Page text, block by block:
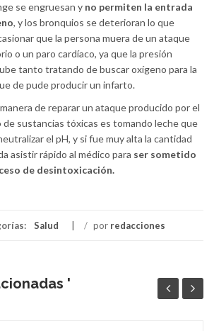
se engruesan y no permiten la entrada
, y los bronquios se deterioran lo que
que la persona muera de un ataque
o un paro cardíaco, ya que la presión
tanto tratando de buscar oxígeno para la
de pude producir un infarto.
de reparar un ataque producido por el
de sustancias tóxicas es tomando leche que
el pH, y si fue muy alta la cantidad
asistir rápido al médico para ser sometido
de desintoxicación.
Salud / por redacciones
'